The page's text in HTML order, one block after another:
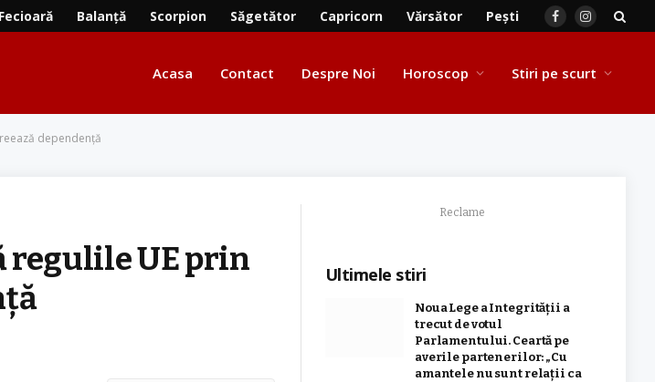
Fecioară Balanță Scorpion Săgetător Capricorn Vărsător Pești FacebookInstagram
Acasa Contact Despre Noi Horoscop Stiri pe scurt
dependență
regulile UE prin
Reclame
Ultimele stiri
Noua Lege a Integrității a
trecut de votul
Parlamentului. Ceartă pe
averile partenerilor: „Cu
amantele nu sunt relații ca